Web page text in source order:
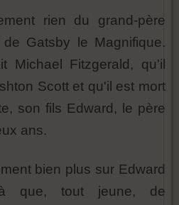
rien du grand-père
Gatsby le Magnifique.
Michael Fitzgerald, qu'il
Scott et qu'il est mort
son fils Edward, le père
ans.
bien plus sur Edward
que, tout jeune, de